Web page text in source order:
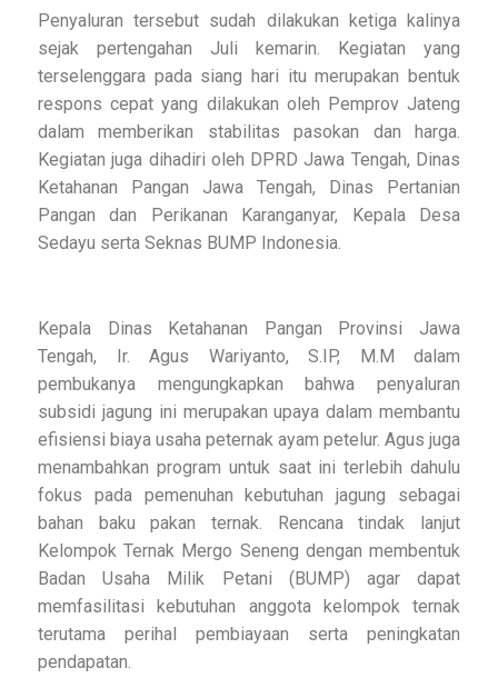
Penyaluran tersebut sudah dilakukan ketiga kalinya
sejak pertengahan Juli kemarin. Kegiatan yang
terselenggara pada siang hari itu merupakan bentuk
respons cepat yang dilakukan oleh Pemprov Jateng
dalam memberikan stabilitas pasokan dan harga.
Kegiatan juga dihadiri oleh DPRD Jawa Tengah, Dinas
Ketahanan Pangan Jawa Tengah, Dinas Pertanian
Pangan dan Perikanan Karanganyar, Kepala Desa
Sedayu serta Seknas BUMP Indonesia.
Kepala Dinas Ketahanan Pangan Provinsi Jawa
Tengah, Ir. Agus Wariyanto, S.IP, M.M dalam
pembukanya mengungkapkan bahwa penyaluran
subsidi jagung ini merupakan upaya dalam membantu
efisiensi biaya usaha peternak ayam petelur. Agus juga
menambahkan program untuk saat ini terlebih dahulu
fokus pada pemenuhan kebutuhan jagung sebagai
bahan baku pakan ternak. Rencana tindak lanjut
Kelompok Ternak Mergo Seneng dengan membentuk
Badan Usaha Milik Petani (BUMP) agar dapat
memfasilitasi kebutuhan anggota kelompok ternak
terutama perihal pembiayaan serta peningkatan
pendapatan.